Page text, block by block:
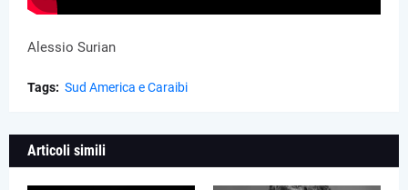
Alessio Surian
Tags: Sud America e Caraibi
Articoli simili